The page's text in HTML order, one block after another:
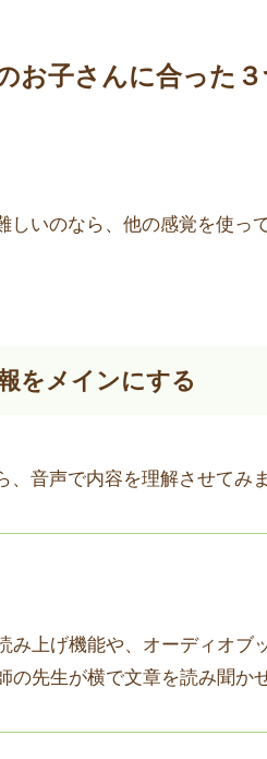
お子さんに合った
しいのなら、他の感覚を使っ
をメインにする
音声で内容を理解させてみ
み上げ機能や、オーディオブ
の先生が横で文章を読み聞か